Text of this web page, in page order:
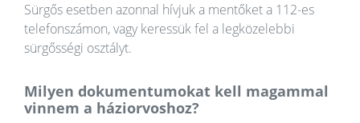
Sürgős esetben azonnal hívjuk a mentőket a 112-es
telefonszámon, vagy keressük fel a legközelebbi
sürgősségi osztályt.
Milyen dokumentumokat kell magammal
vinnem a háziorvoshoz?